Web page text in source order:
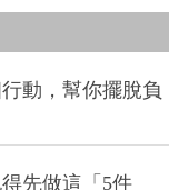
動，幫你擺脫負
先做這「5件